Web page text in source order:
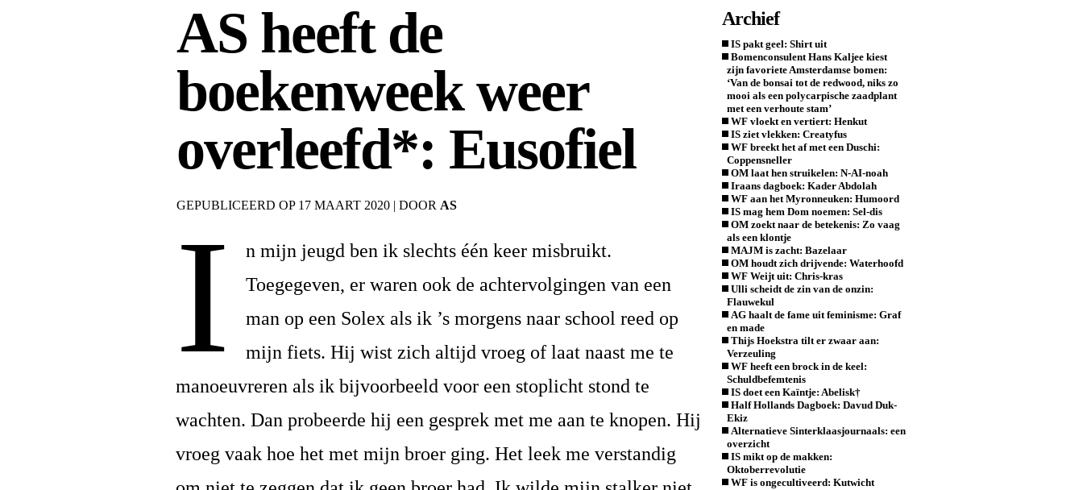
AS heeft de
boekenweek weer
overleefd*: Eusofiel
GEPUBLICEERD OP 17 MAART 2020 |DOOR AS
I
n mijn jeugd ben ik slechts één keer misbruikt.
Toegegeven, er waren ook de achtervolgingen van een
man op een Solex als ik ’s morgens naar school reed op
mijn fiets. Hij wist zich altijd vroeg of laat naast me te
manoeuvreren als ik bijvoorbeeld voor een stoplicht stond te
wachten. Dan probeerde hij een gesprek met me aan te knopen. Hij
vroeg vaak hoe het met mijn broer ging. Het leek me verstandig
Archief
IS pakt geel: Shirt uit
Bomenconsulent Hans Kaljee kiest
zijn favoriete Amsterdamse bomen:
‘Van de bonsai tot de redwood, niks zo
mooi als een polycarpische zaadplant
met een verhoute stam’
WF vloekt en vertiert: Henkut
IS ziet vlekken: Creatyfus
WF breekt het af met een Duschi:
Coppensneller
OM laat hen struikelen: N-AI-noah
Iraans dagboek: Kader Abdolah
WF aan het Myronneuken: Humoord
IS mag hem Dom noemen: Sel-dis
OM zoekt naar de betekenis: Zo vaag
als een klontje
MAJM is zacht: Bazelaar
OM houdt zich drijvende: Waterhoofd
WF Weijt uit: Chris-kras
Ulli scheidt de zin van de onzin:
Flauwekul
AG haalt de fame uit feminisme: Graf
en made
Thijs Hoekstra tilt er zwaar aan:
Verzeuling
WF heeft een brock in de keel:
Schuldbefemtenis
IS doet een Kaïntje: Abelisk†
Half Hollands Dagboek: Davud Duk-
Ekiz
Alternatieve Sinterklaasjournaals: een
overzicht
IS mikt op de makken:
Oktoberrevolutie
WF is ongecultiveerd: Kutwicht